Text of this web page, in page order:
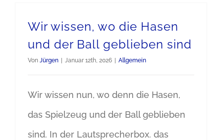
Wir wissen, wo die Hasen
und der Ball geblieben sind
Von Jürgen Januar 12th, 2026 Allgemein
Wir wissen nun, wo denn die Hasen,
das Spielzeug und der Ball geblieben
sind. In der Lautsprecherbox. das